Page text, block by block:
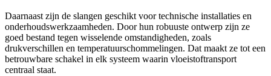
Daarnaast zijn de slangen geschikt voor technische installaties en
onderhoudswerkzaamheden. Door hun robuuste ontwerp zijn ze
goed bestand tegen wisselende omstandigheden, zoals
drukverschillen en temperatuurschommelingen. Dat maakt ze tot een
betrouwbare schakel in elk systeem waarin vloeistoftransport
centraal staat.